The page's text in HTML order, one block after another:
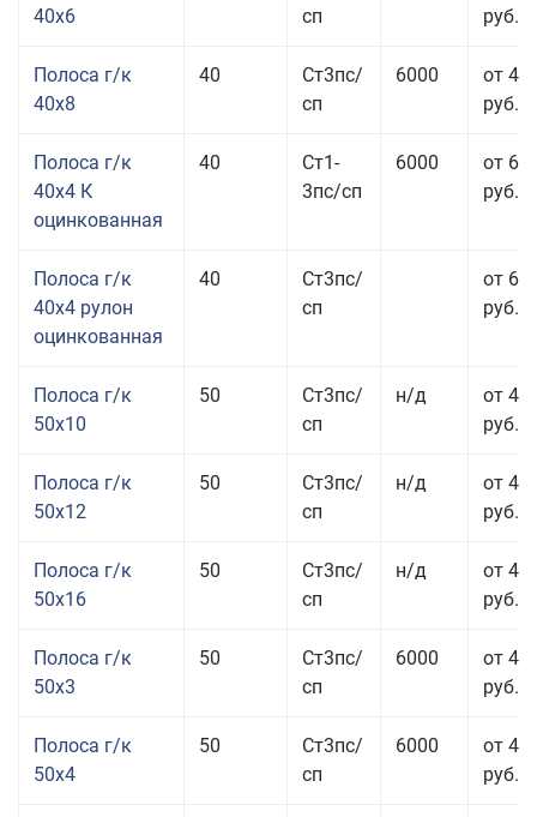
40x6
сп
руб.
Полоса г/к
40x8
40
Ст3пс/
сп
6000
от 43
руб.
Полоса г/к
40x4 К
оцинкованная
40
Ст1-
3пс/сп
6000
от 68
руб.
Полоса г/к
40x4 рулон
оцинкованная
40
Ст3пс/
сп
от 69
руб.
Полоса г/к
50x10
50
Ст3пс/
сп
н/д
от 44
руб.
Полоса г/к
50x12
50
Ст3пс/
сп
н/д
от 43
руб.
Полоса г/к
50x16
50
Ст3пс/
сп
н/д
от 49
руб.
Полоса г/к
50x3
50
Ст3пс/
сп
6000
от 47
руб.
Полоса г/к
50x4
50
Ст3пс/
сп
6000
от 45
руб.